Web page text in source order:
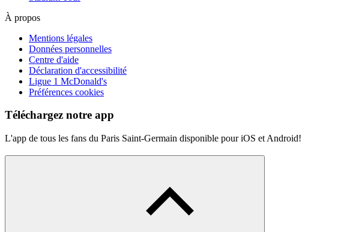
À propos
Mentions légales
Données personnelles
Centre d'aide
Déclaration d'accessibilité
Ligue 1 McDonald's
Préférences cookies
Téléchargez notre app
L'app de tous les fans du Paris Saint-Germain disponible pour iOS et Android!